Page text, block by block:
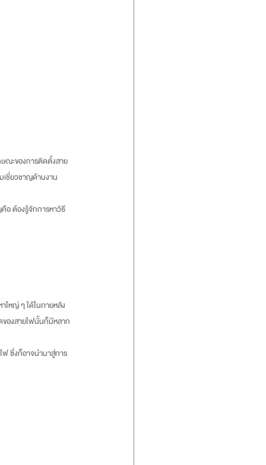
เชี่ยวชาญด้านงาน
ของสายไฟนั้นก็มีหลาก
ฟ ซึ่งก็อาจนำมาสู่การ